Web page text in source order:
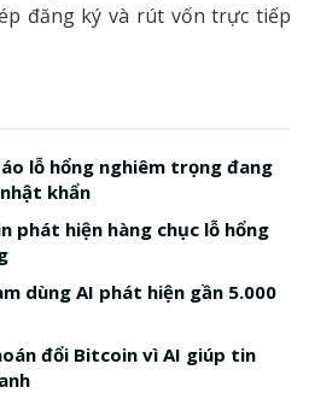
đăng ký và rút vốn trực tiếp
lỗ hổng nghiêm trọng đang
khẩn
phát hiện hàng chục lỗ hổng
dùng AI phát hiện gần 5.000
đổi Bitcoin vì AI giúp tin